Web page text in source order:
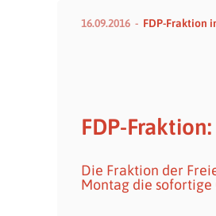
16.09.2016 FDP-Fraktion
FDP-
Die Fraktion der
Montag die